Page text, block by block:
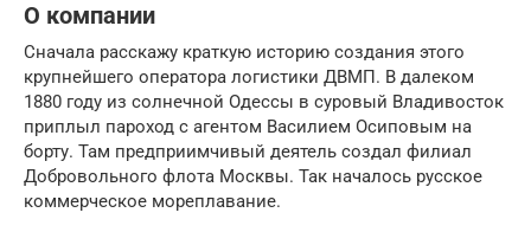
О компании
Сначала расскажу краткую историю создания этого
крупнейшего оператора логистики ДВМП. В далеком
1880 году из солнечной Одессы в суровый Владивосток
приплыл пароход с агентом Василием Осиповым на
борту. Там предприимчивый деятель создал филиал
Добровольного флота Москвы. Так началось русское
коммерческое мореплавание.